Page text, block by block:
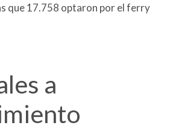
que 17.758 optaron por el ferry
a